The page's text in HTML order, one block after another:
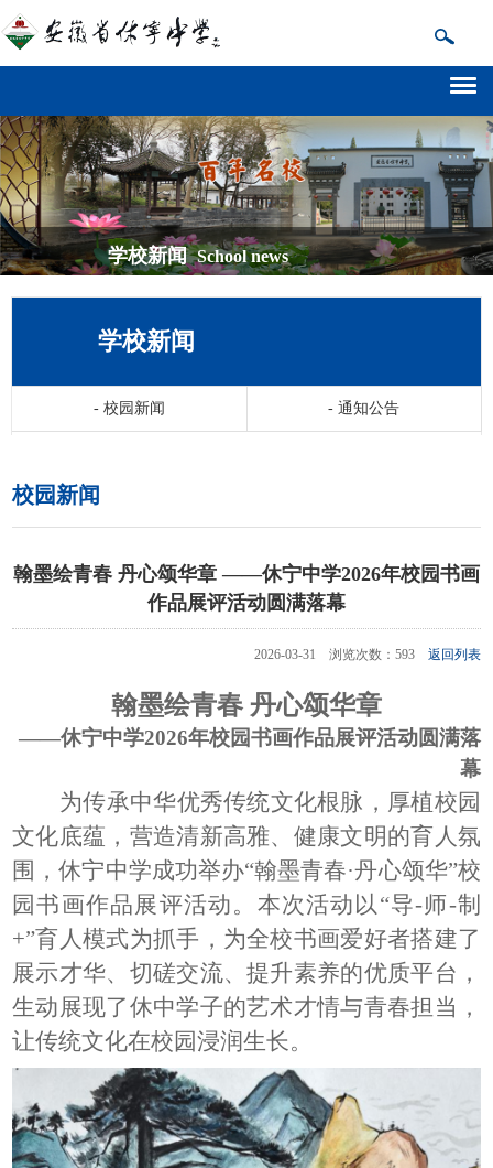
学校新闻 School news
学校新闻
-校园新闻 - 通知公告
校园新闻
翰墨绘青春 丹心颂华章 ——休宁中学2026年校园书画
作品展评活动圆满落幕
2026-03-31 浏览次数：593 返回列表
翰墨绘青春 丹心颂华章
——休宁中学2026年校园书画作品展评活动圆满落
幕
为传承中华优秀传统文化根脉，厚植校园
文化底蕴，营造清新高雅、健康文明的育人氛
围，休宁中学成功举办“翰墨青春·丹心颂华”校
园书画作品展评活动。本次活动以“导-师-制
+”育人模式为抓手，为全校书画爱好者搭建了
展示才华、切磋交流、提升素养的优质平台，
生动展现了休中学子的艺术才情与青春担当，
让传统文化在校园浸润生长。